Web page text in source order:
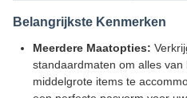
Belangrijkste Kenmerken
Meerdere Maatopties:
standaardmaten om alles
middelgrote items te